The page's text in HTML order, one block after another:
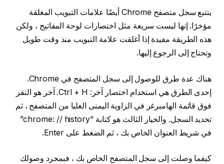
يتتبع سجل متصفح Chrome أيضًا علامات التبويب المغلقة
مؤخرًا. إنها ليست سريعة مثل اختصارات لوحة المفاتيح ، ولكن
هذه الطريقة مفيدة إذا أغلقت علامة التبويب منذ وقت طويل
وتحتاج إلى الرجوع إليها.
هناك عدة طرق للوصول إلى سجل المتصفح في Chrome.
إحدى الطرق هي استخدام اختصار آخر: Ctrl + H. آخر هو النقر
فوق قائمة الهامبرغر في الزاوية اليمنى العليا من المتصفح ، ثم
تحديد السجل. والخيار الثالث هو كتابة “chrome: // history”
في شريط العنوان الخاص بك ، ثم الضغط على Enter.
كيفما وصلت إلى سجل المتصفح الخاص بك ، فبمجرد وصولك